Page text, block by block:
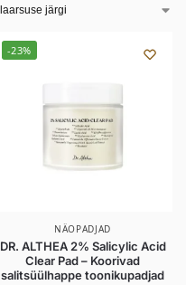
-23%
NÄOPADJAD
DR. ALTHEA 2% Salicylic Acid
Clear Pad – Koorivad
salitsüülhappe toonikupadjad